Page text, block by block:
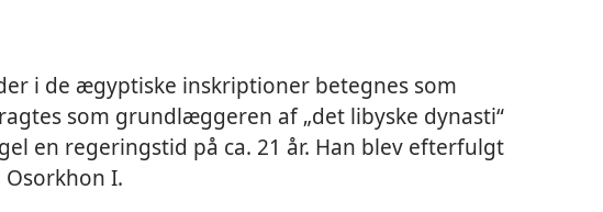
i de ægyptiske inskriptioner betegnes som
som grundlæggeren af „det libyske dynasti“
en regeringstid på ca. 21 år. Han blev efterfulgt
I.